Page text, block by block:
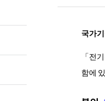
국가
「전
함에